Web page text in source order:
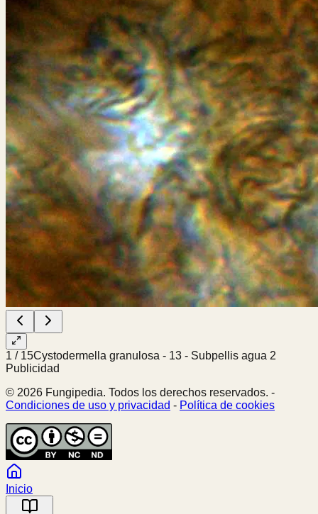
1 / 15Cystodermella granulosa - 13 - Subpellis agua 2
Publicidad
© 2026 Fungipedia. Todos los derechos reservados. -
Condiciones de uso y privacidad - Política de cookies
Inicio